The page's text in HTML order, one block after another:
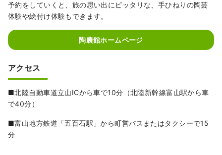
予約をしていくと、旅の思い出にピッタリな、手ひねりの陶芸
体験や絵付け体験もできます。
陶農館ホームページ
アクセス
■北陸自動車道立山ICから車で10分（北陸新幹線富山駅から車
で40分）
■富山地方鉄道「五百石駅」から町営バスまたはタクシーで15
分